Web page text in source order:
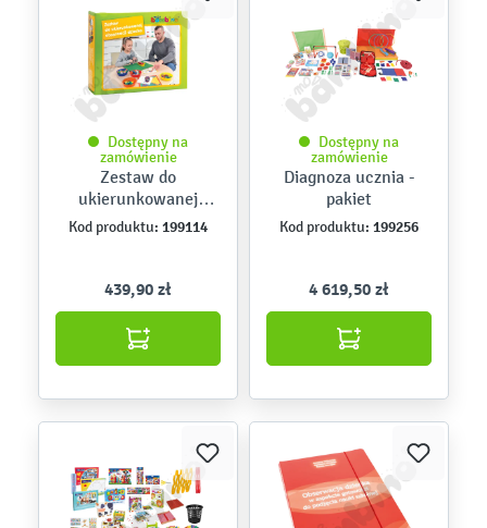
Dostępny na
zamówienie
Zestaw do
ukierunkowanej
obserwacji dziecka
Kod produktu: 199114
439,90 zł
Dostępny na
zamówienie
Diagnoza ucznia -
pakiet
Kod produktu: 199256
4 619,50 zł